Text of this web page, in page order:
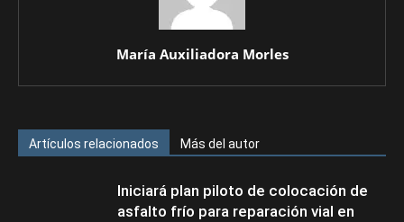
María Auxiliadora Morles
Artículos relacionados Más del autor
Iniciará plan piloto de colocación de
asfalto frío para reparación vial en